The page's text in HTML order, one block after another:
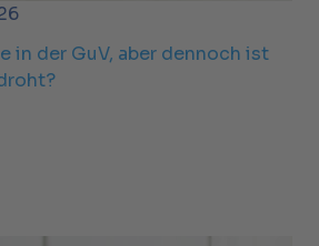
in der GuV, aber dennoch ist